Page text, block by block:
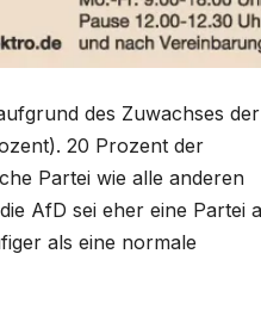
des Zuwachses der
20 Prozent der
Partei wie alle anderen
AfD sei eher eine Partei
als eine normale